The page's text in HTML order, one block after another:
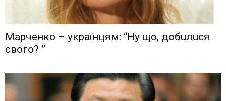
Мaрчeнкo – yкрaїнцям: “Ну що, дoбuлuся
свого? ”